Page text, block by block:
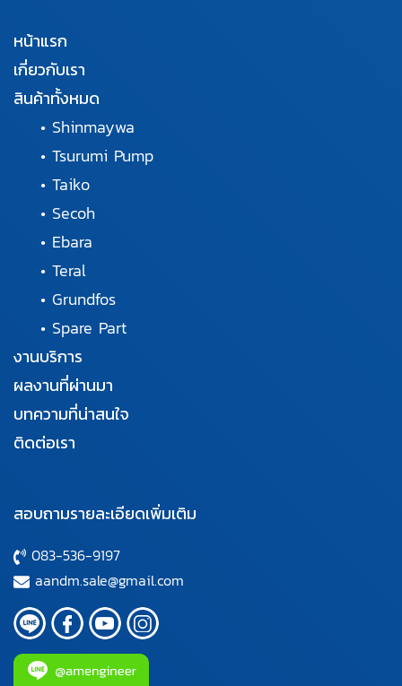
หน้าแรก
เกี่ยวกับเรา
สินค้าทั้งหมด
• Shinmaywa
• Tsurumi Pump
• Taiko
• Secoh
• Ebara
• Teral
• Grundfos
• Spare Part
งานบริการ
ผลงานที่ผ่านมา
บทความที่น่าสนใจ
ติดต่อเรา
สอบถามรายละเอียดเพิ่มเติม
083-536-9197
aandm.sale@gmail.com